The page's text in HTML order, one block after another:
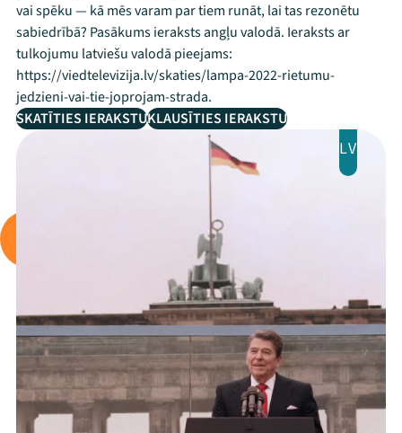
vai spēku — kā mēs varam par tiem runāt, lai tas rezonētu
sabiedrībā? Pasākums ieraksts angļu valodā. Ieraksts ar
tulkojumu latviešu valodā pieejams:
https://viedtelevizija.lv/skaties/lampa-2022-rietumu-
jedzieni-vai-tie-joprojam-strada.
SKATĪTIES IERAKSTUKLAUSĪTIES IERAKSTU
LV